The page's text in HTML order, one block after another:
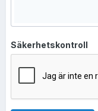
Säkerhetskontroll